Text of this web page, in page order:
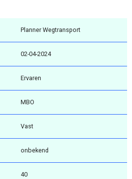
Planner Wegtransport
02-04-2024
Ervaren
MBO
Vast
onbekend
40